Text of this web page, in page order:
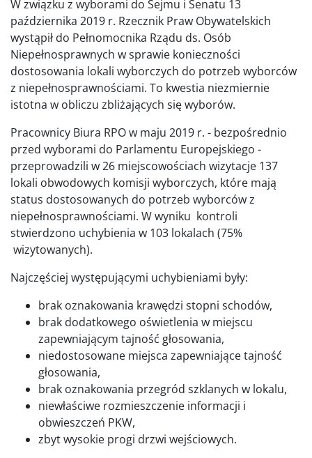
W związku z wyborami do Sejmu i Senatu 13
października 2019 r. Rzecznik Praw Obywatelskich
wystąpił do Pełnomocnika Rządu ds. Osób
Niepełnosprawnych w sprawie konieczności
dostosowania lokali wyborczych do potrzeb wyborców
z niepełnosprawnościami. To kwestia niezmiernie
istotna w obliczu zbliżających się wyborów.
Pracownicy Biura RPO w maju 2019 r. - bezpośrednio
przed wyborami do Parlamentu Europejskiego -
przeprowadzili w 26 miejscowościach wizytacje 137
lokali obwodowych komisji wyborczych, które mają
status dostosowanych do potrzeb wyborców z
niepełnosprawnościami. W wyniku kontroli
stwierdzono uchybienia w 103 lokalach (75%
wizytowanych).
Najczęściej występującymi uchybieniami były:
brak oznakowania krawędzi stopni schodów,
brak dodatkowego oświetlenia w miejscu
zapewniającym tajność głosowania,
niedostosowane miejsca zapewniające tajność
głosowania,
brak oznakowania przegród szklanych w lokalu,
niewłaściwe rozmieszczenie informacji i
obwieszczeń PKW,
zbyt wysokie progi drzwi wejściowych.